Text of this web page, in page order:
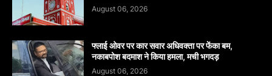
August 06, 2026
फ्लाई ओवर पर कार सवार अधिवक्ता पर फेंका बम,
नकाबपोश बदमाश ने किया हमला, मची भगदड़
August 06, 2026